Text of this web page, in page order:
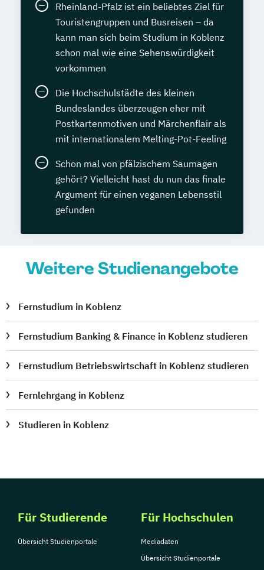
Rheinland-Pfalz ist ein beliebtes Ziel für
Touristengruppen und Busreisen – da
kann man sich beim Studium in Koblenz
schon mal wie eine Sehenswürdigkeit
vorkommen
Die Hochschulstädte des kleinen
Bundeslandes überzeugen eher mit
Postkartenmotiven und Märchenflair als
mit internationalem Melting-Pot-Feeling
Schon mal von pfälzischem Saumagen
gehört? Vielleicht hast du nun das finale
Argument für einen veganen Lebensstil
gefunden
Weitere Studienangebote
Fernstudium in Koblenz
Fernstudium Banking & Finance in Koblenz studieren
Fernstudium Betriebswirtschaft in Koblenz studieren
Fernlehrgang in Koblenz
Studieren in Koblenz
Für Studierende
Übersicht Studienportale
Für Hochschulen
Mediadaten
Übersicht Studienportale